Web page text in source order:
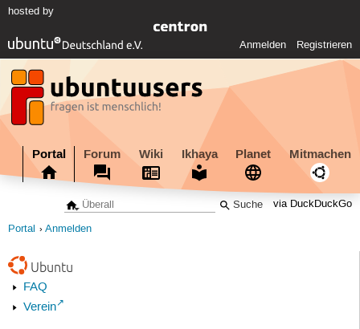
hosted by
Anmelden Registrieren
Portal Forum Wiki Ikhaya Planet Mitmachen
via DuckDuckGo
Portal Anmelden
Ubuntu
FAQ
Verein